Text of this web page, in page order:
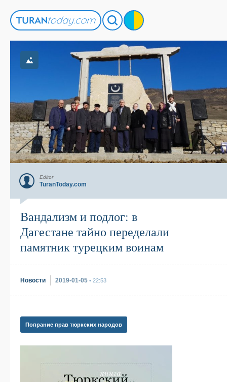
Editor
TuranToday.com
Вандализм и подлог: в
Дагестане тайно переделали
памятник турецким воинам
Новости 2019-01-05 • 22:53
Попрание прав тюркских народов